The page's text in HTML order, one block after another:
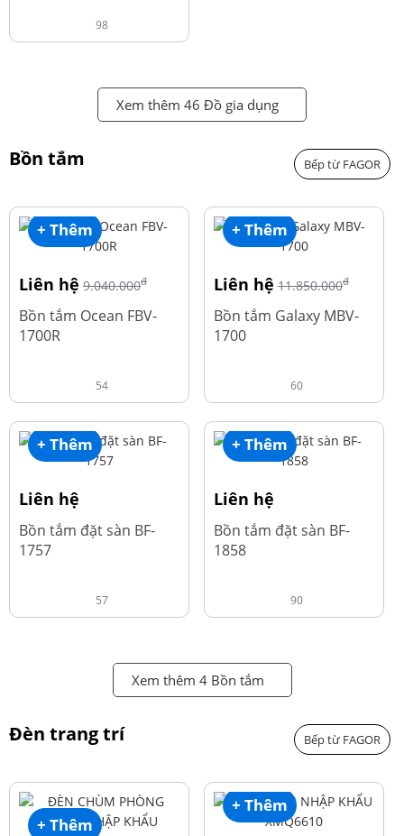
98
Xem thêm 46 Đồ gia dụng
Bồn tắm Bếp từ FAGOR
+ Thêm
Liên hệ 9.040.000đ
Bồn tắm Ocean FBV-
1700R
54
+ Thêm
Liên hệ 11.850.000đ
Bồn tắm Galaxy MBV-
1700
60
+ Thêm
Liên hệ
Bồn tắm đặt sàn BF-
1757
57
+ Thêm
Liên hệ
Bồn tắm đặt sàn BF-
1858
90
Xem thêm 4 Bồn tắm
Đèn trang trí Bếp từ FAGOR
+ Thêm
+ Thêm